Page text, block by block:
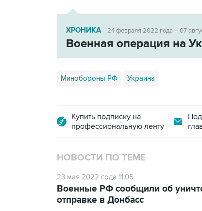
ХРОНИКА 24 февраля 2022 года – 07
Военная операция на
Минобороны РФ Украина
Купить подписку на
профессиональную ленту
НОВОСТИ ПО ТЕМЕ
23 мая 2022 года 11:05
Военные РФ сообщили об
отправке в Донбасс